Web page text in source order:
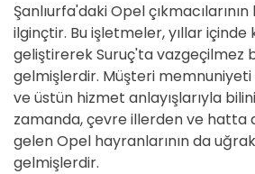
Şanlıurfa'daki Opel
ilginçtir. Bu işletmeler, yıllar içinde
geliştirerek Suruç'ta vazgeçilmez
gelmişlerdir. Müşteri memnuniyeti
ve üstün hizmet anlayışlarıyla
zamanda, çevre illerden ve hatta
gelen Opel hayranlarının da
gelmişlerdir.